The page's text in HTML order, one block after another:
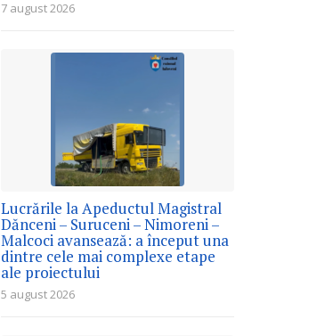
7 august 2026
Lucrările la Apeductul Magistral
Dănceni – Suruceni – Nimoreni –
Malcoci avansează: a început una
dintre cele mai complexe etape
ale proiectului
5 august 2026